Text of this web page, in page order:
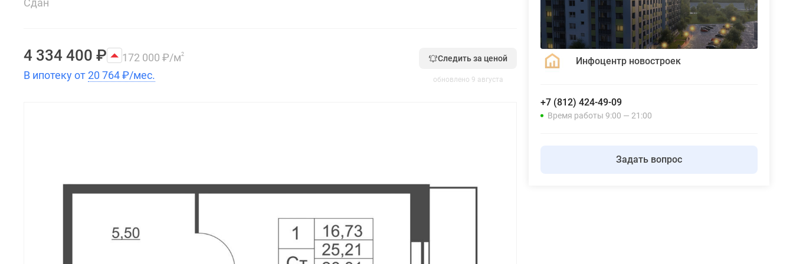
Сдан
4 334 400 ₽ 172 000 ₽/м2
В ипотеку от20 764₽/мес.
Следить за ценой
обновлено 9 августа
Инфоцентр новостроек
+7 (812) 424-49-09
Время работы 9:00 — 21:00
Задать вопрос